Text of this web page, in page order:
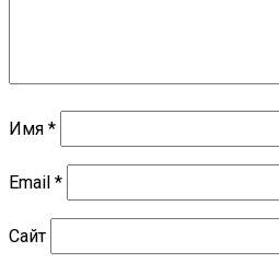
Имя *
Email *
Сайт